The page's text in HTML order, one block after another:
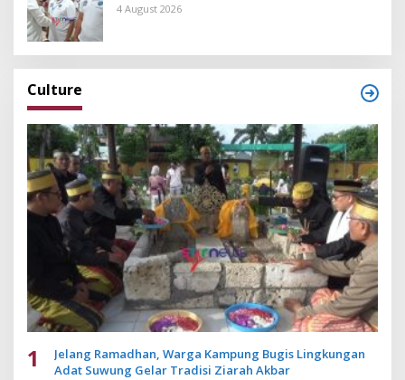
4 August 2026
Culture
1
Jelang Ramadhan, Warga Kampung Bugis Lingkungan
Adat Suwung Gelar Tradisi Ziarah Akbar